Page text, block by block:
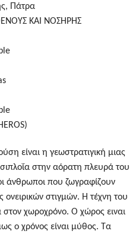
Πάτρα
ΚΑΙ ΝΟΣΗΡΗΣ
είναι η γεωστρατιγική μιας
στην αόρατη πλευρά του
άνθρωποι που ζωγραφίζουν
ονειρικών στιγμών. Η τέχνη του
στον χωροχρόνο. Ο χώρος ειναι
ο χρόνος είναι μύθος. Τα